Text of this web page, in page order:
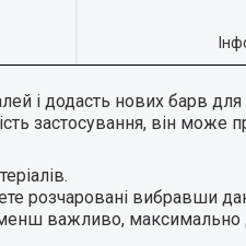
і додасть нових барв
застосування, він може
розчаровані вибравши
менш важливо,